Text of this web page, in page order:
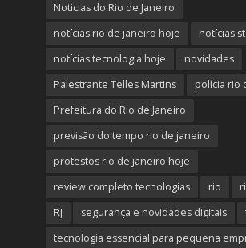
Noticias do Rio de Janeiro
notícias rio de janeiro hoje
notícias
notícias tecnologia hoje
novidades
Palestrante Telles Martins
polícia rio
Prefeitura do Rio de Janeiro
previsão do tempo rio de janeiro
protestos rio de janeiro hoje
review completo tecnologias
rio
RJ
segurança e novidades digitais
tecnologia essencial para pequena